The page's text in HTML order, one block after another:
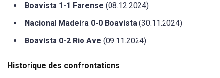
Boavista 1-1 Farense (08.12.2024)
Nacional Madeira 0-0 Boavista (30.11.2024)
Boavista 0-2 Rio Ave (09.11.2024)
Historique des confrontations